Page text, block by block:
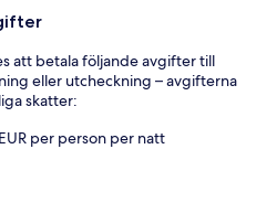
att betala följande avgifter till
eller utcheckning – avgifterna
skatter:
per person per natt